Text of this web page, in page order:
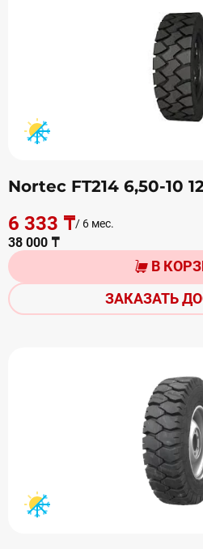
Nortec FT214 6,50-10
6 333 ₸/ 6 мес.
38 000 ₸
В
ЗАКАЗАТЬ